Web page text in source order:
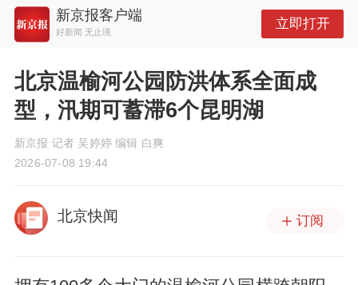
新京报客户端
好新闻 无止境
立即打开
北京温榆河公园防洪体系全面成
型，汛期可蓄滞6个昆明湖
新京报 记者 吴婷婷 编辑 白爽
2026-07-08 19:44
北京快闻 订阅